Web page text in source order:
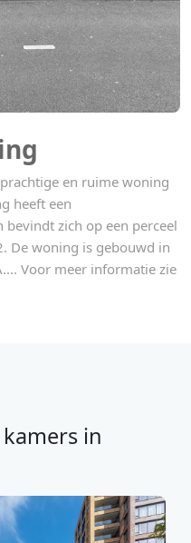
en ruime woning
heeft een
zich op een perceel
De woning is gebouwd in
Voor meer informatie zie
in